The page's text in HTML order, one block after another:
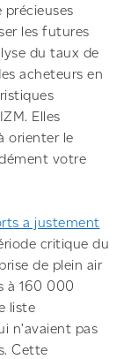
précieuses
les futures
du taux de
acheteurs en
Elles
orienter le
votre
a justement
critique du
de plein air
à 160 000
liste
n’avaient pas
Cette